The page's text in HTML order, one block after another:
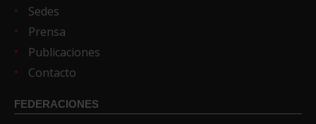
Sedes
Prensa
Publicaciones
Contacto
FEDERACIONES